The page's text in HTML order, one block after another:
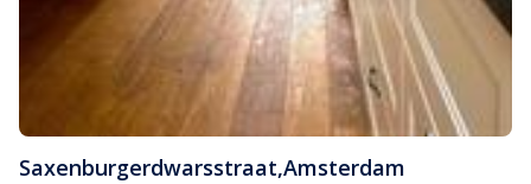
Saxenburgerdwarsstraat,Amsterdam